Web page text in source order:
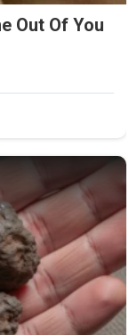
Out Of You